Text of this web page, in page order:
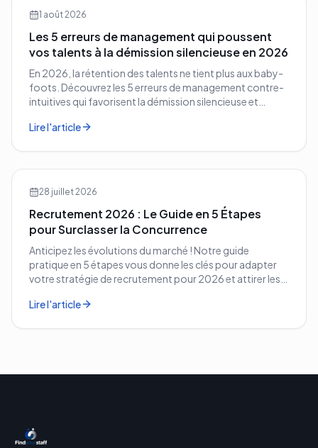
1 août 2026
Les 5 erreurs de management qui poussent
vos talents à la démission silencieuse en 2026
En 2026, la rétention des talents ne tient plus aux baby-
foots. Découvrez les 5 erreurs de management contre-
intuitives qui favorisent la démission silencieuse et
Lire l'article
28 juillet 2026
Recrutement 2026 : Le Guide en 5 Étapes
pour Surclasser la Concurrence
Anticipez les évolutions du marché ! Notre guide
pratique en 5 étapes vous donne les clés pour adapter
votre stratégie de recrutement pour 2026 et attirer les
Lire l'article